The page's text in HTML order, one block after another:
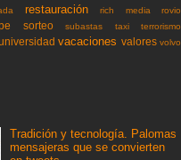
restauración rich media rovio
sorteo subastas taxi terrorismo
vacaciones valores volvo
Tradición y tecnología. Palomas
mensajeras que se convierten